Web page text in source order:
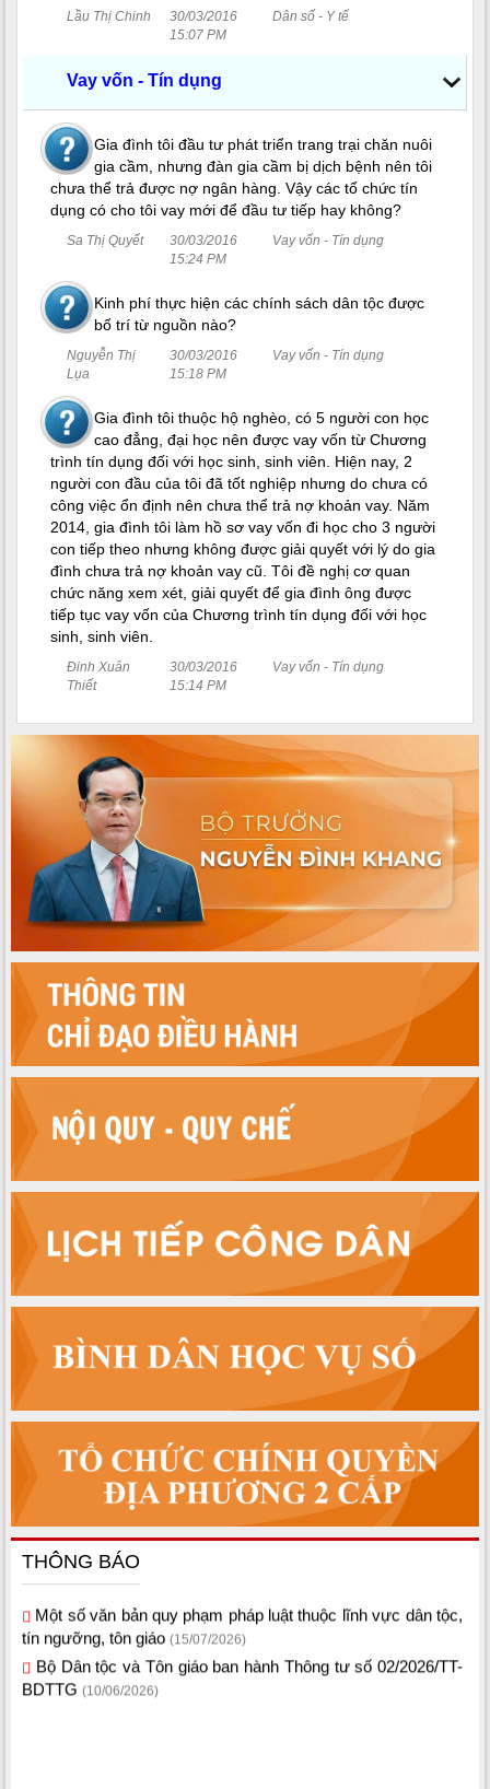
Lầu Thị Chinh
30/03/2016
15:07 PM
Dân số - Y tế
Vay vốn - Tín dụng
Gia đình tôi đầu tư phát triển trang trại chăn nuôi
gia cầm, nhưng đàn gia cầm bị dịch bệnh nên tôi
chưa thể trả được nợ ngân hàng. Vậy các tổ chức tín
dụng có cho tôi vay mới để đầu tư tiếp hay không?
Sa Thị Quyết
30/03/2016
15:24 PM
Vay vốn - Tín dụng
Kinh phí thực hiện các chính sách dân tộc được
bố trí từ nguồn nào?
Nguyễn Thị
Lụa
30/03/2016
15:18 PM
Vay vốn - Tín dụng
Gia đình tôi thuộc hộ nghèo, có 5 người con học
cao đẳng, đại học nên được vay vốn từ Chương
trình tín dụng đối với học sinh, sinh viên. Hiện nay, 2
người con đầu của tôi đã tốt nghiệp nhưng do chưa có
công việc ổn định nên chưa thể trả nợ khoản vay. Năm
2014, gia đình tôi làm hồ sơ vay vốn đi học cho 3 người
con tiếp theo nhưng không được giải quyết với lý do gia
đình chưa trả nợ khoản vay cũ. Tôi đề nghị cơ quan
chức năng xem xét, giải quyết để gia đình ông được
tiếp tục vay vốn của Chương trình tín dụng đối với học
sinh, sinh viên.
Đinh Xuân
Thiết
30/03/2016
15:14 PM
Vay vốn - Tín dụng
THÔNG BÁO
tín ngưỡng, tôn giáo (15/07/2026)
Bộ Dân tộc và Tôn giáo ban hành Thông tư số 02/2026/TT-
BDTTG (10/06/2026)